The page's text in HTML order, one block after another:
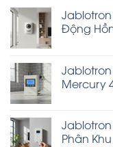
Jablotron
Động
Jablotron
Mercury
Phân